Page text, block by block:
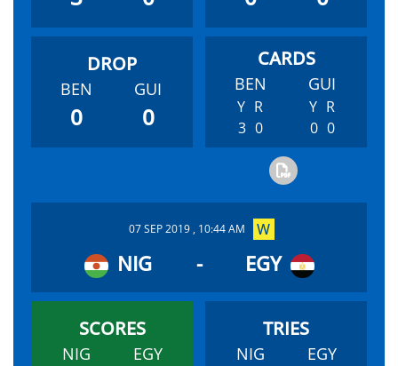
BEN GUI
0 0
BEN GUI
Y R
3 0
Y R
0 0
07 SEP 2019 , 10:44 AM
NIG - EGY
NIG EGY NIG EGY